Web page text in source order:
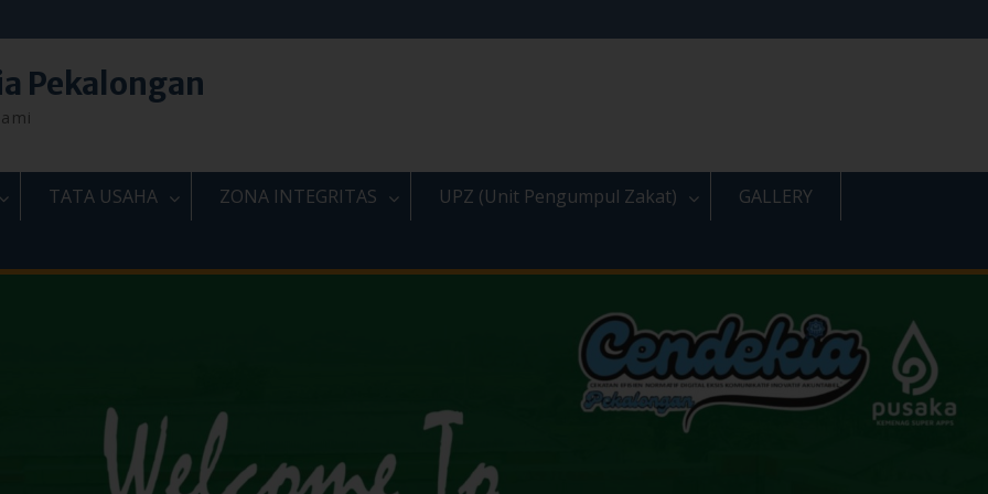
Pekalongan
TATA USAHA ZONA INTEGRITAS UPZ (Unit Pengumpul Zakat)
GALLERY